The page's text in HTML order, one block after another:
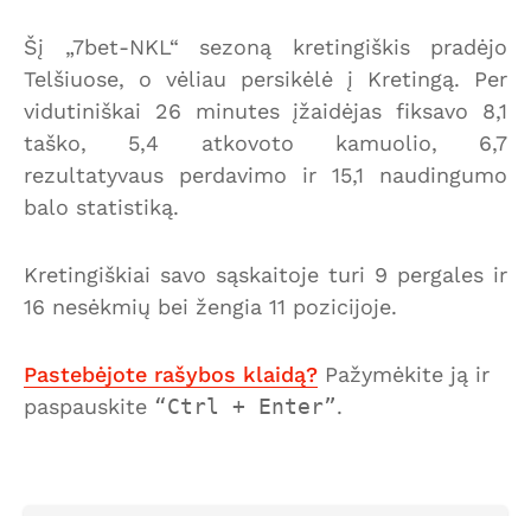
Šį „7bet-NKL“ sezoną kretingiškis pradėjo
Telšiuose, o vėliau persikėlė į Kretingą. Per
vidutiniškai 26 minutes įžaidėjas fiksavo 8,1
taško, 5,4 atkovoto kamuolio, 6,7
rezultatyvaus perdavimo ir 15,1 naudingumo
balo statistiką.
Kretingiškiai savo sąskaitoje turi 9 pergales ir
16 nesėkmių bei žengia 11 pozicijoje.
Pastebėjote rašybos klaidą? Pažymėkite ją ir
paspauskite
Ctrl + Enter .